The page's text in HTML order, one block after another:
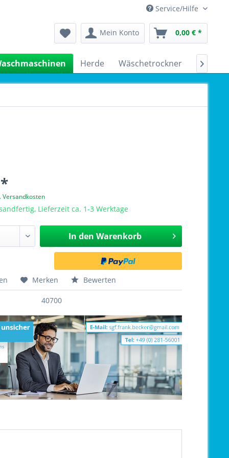
Service/Hilfe
Mein Konto 0,00 € *
Herde Wäschetrockner 
Versandkosten
Lieferzeit ca. 1-3 Werktage
In den Warenkorb
Merken Bewerten
40700